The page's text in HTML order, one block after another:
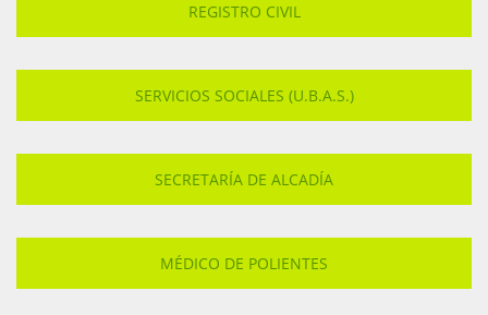
REGISTRO CIVIL
SERVICIOS SOCIALES (U.B.A.S.)
SECRETARÍA DE ALCADÍA
MÉDICO DE POLIENTES